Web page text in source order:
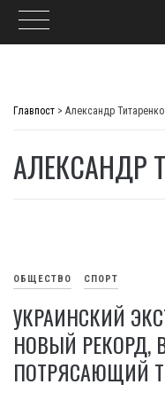
Главпост > Александр Титаренко
АЛЕКСАНДР
ОБЩЕСТВО СПОРТ
УКРАИНСКИЙ
НОВЫЙ РЕКОРД,
ПОТРЯСАЮЩИЙ